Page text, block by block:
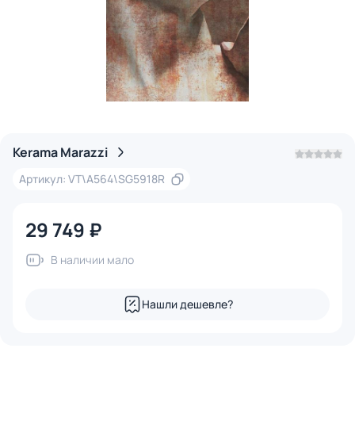
Kerama Marazzi
Артикул: VT\A564\SG5918R
29 749 ₽
В наличии мало
Нашли дешевле?